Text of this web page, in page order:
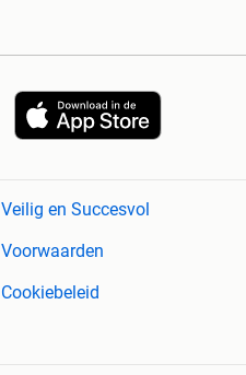
Veilig en Succesvol
Voorwaarden
Cookiebeleid